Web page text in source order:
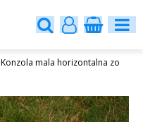
Konzola mala horizontalna zo